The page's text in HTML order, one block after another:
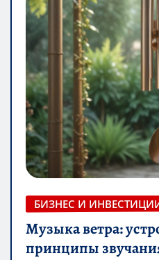
БИЗНЕС И
Музыка ветра:
принципы